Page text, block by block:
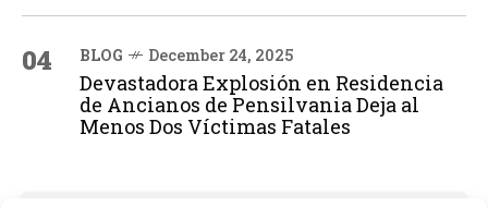
04 BLOG December 24, 2025
Devastadora Explosión en Residencia
de Ancianos de Pensilvania Deja al
Menos Dos Víctimas Fatales